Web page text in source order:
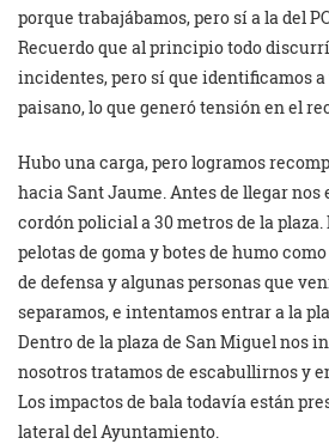
porque trabajábamos, pero sí a la del
Recuerdo que al principio todo
incidentes, pero sí que identificamos
paisano, lo que generó tensión en el
Hubo una carga, pero logramos
hacia Sant Jaume. Antes de llegar
cordón policial a 30 metros de la
pelotas de goma y botes de humo
de defensa y algunas personas que
separamos, e intentamos entrar a la
Dentro de la plaza de San Miguel nos
nosotros tratamos de escabullirnos y
Los impactos de bala todavía están
lateral del Ayuntamiento.